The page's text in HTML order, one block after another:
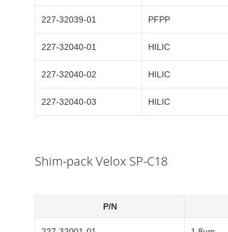
227-32039-01 PFPP
227-32040-01 HILIC
227-32040-02 HILIC
227-32040-03 HILIC
Shim-pack Velox SP-C18
P/N